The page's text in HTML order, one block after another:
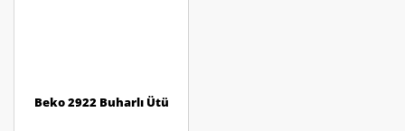
Beko 2922 Buharlı Ütü